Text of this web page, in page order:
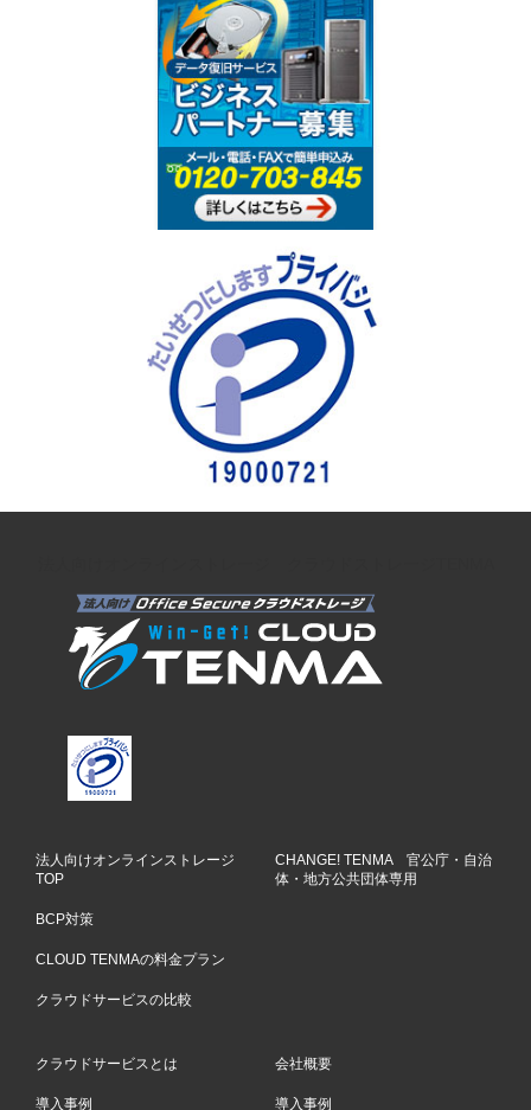
法人向けオンラインストレージ
TOP
BCP対策
CLOUD TENMAの料金プラン
クラウドサービスの比較
CHANGE! TENMA 官公庁・自治
体・地方公共団体専用
クラウドサービスとは
導入事例
会社概要
導入事例